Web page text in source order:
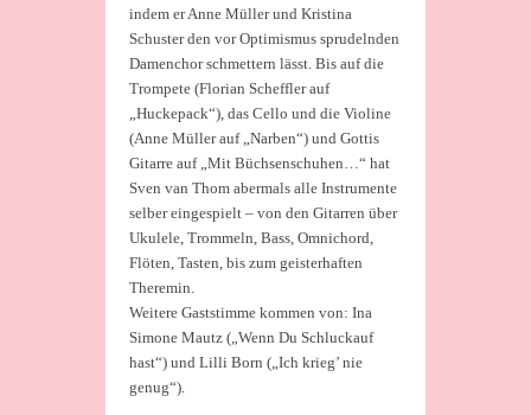
indem er Anne Müller und Kristina
Schuster den vor Optimismus sprudelnden
Damenchor schmettern lässt. Bis auf die
Trompete (Florian Scheffler auf
„Huckepack“), das Cello und die Violine
(Anne Müller auf „Narben“) und Gottis
Gitarre auf „Mit Büchsenschuhen…“ hat
Sven van Thom abermals alle Instrumente
selber eingespielt – von den Gitarren über
Ukulele, Trommeln, Bass, Omnichord,
Flöten, Tasten, bis zum geisterhaften
Theremin.
Weitere Gaststimme kommen von: Ina
Simone Mautz („Wenn Du Schluckauf
hast“) und Lilli Born („Ich krieg’ nie
genug“).